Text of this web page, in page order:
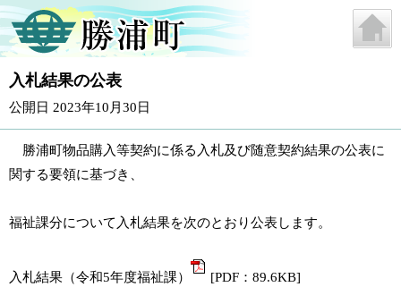
入札結果の公表
公開日 2023年10月30日
勝浦町物品購入等契約に係る入札及び随意契約結果の公表に
関する要領に基づき、
福祉課分について入札結果を次のとおり公表します。
入札結果（令和5年度福祉課） [PDF：89.6KB]